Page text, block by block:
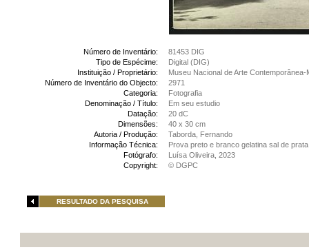
Número de Inventário:
81453 DIG
Tipo de Espécime:
Digital (DIG)
Instituição / Proprietário:
Museu Nacional de Arte Contemporânea-
Número de Inventário do Objecto:
2971
Categoria:
Fotografia
Denominação / Título:
Em seu estudio
Datação:
20 dC
Dimensões:
40 x 30 cm
Autoria / Produção:
Taborda, Fernando
Informação Técnica:
Prova preto e branco gelatina sal de
Fotógrafo:
Luísa Oliveira, 2023
Copyright:
© DGPC
RESULTADO DA PESQUISA